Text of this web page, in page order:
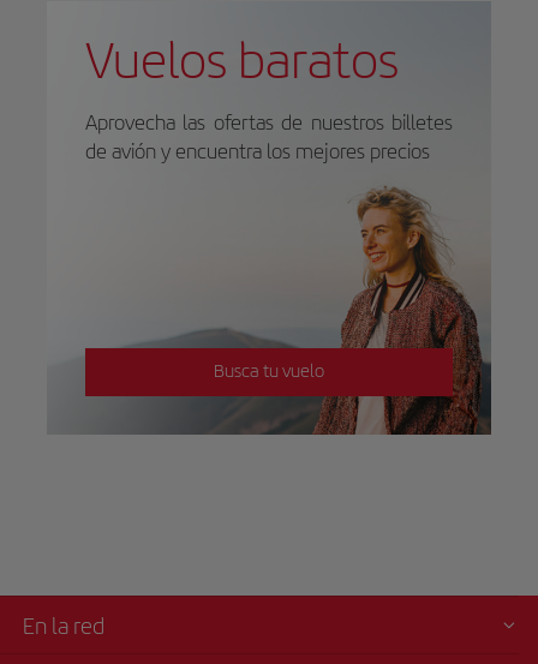
Vuelos baratos
Aprovecha las ofertas de nuestros billetes
de avión y encuentra los mejores precios
Busca tu vuelo
En la red